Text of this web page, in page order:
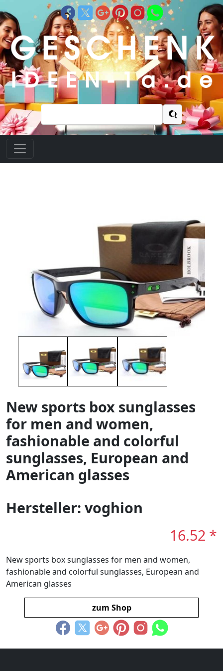
Suchen
nach:
New sports box sunglasses
for men and women,
fashionable and colorful
sunglasses, European and
American glasses
Hersteller: voghion
16.52 *
New sports box sunglasses for men and women,
fashionable and colorful sunglasses, European and
American glasses
zum Shop